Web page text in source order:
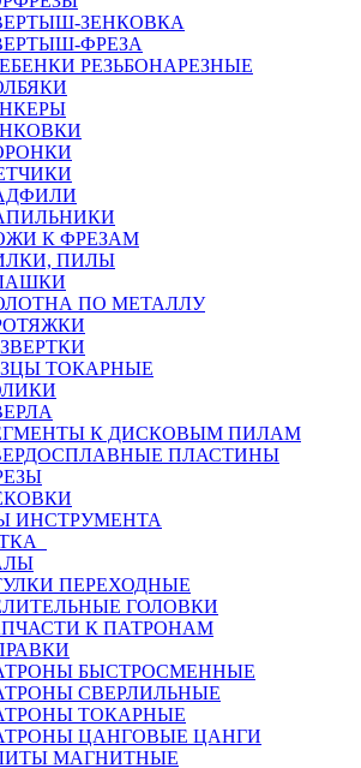
ЗЕНКОВКА
ФРЕЗА
РЕЗЬБОНАРЕЗНЫЕ
К ФРЕЗАМ
ПИЛЫ
ПО МЕТАЛЛУ
ТОКАРНЫЕ
К ДИСКОВЫМ ПИЛАМ
ПЛАСТИНЫ
ИНСТРУМЕНТА
ПЕРЕХОДНЫЕ
ГОЛОВКИ
К ПАТРОНАМ
БЫСТРОСМЕННЫЕ
СВЕРЛИЛЬНЫЕ
ТОКАРНЫЕ
ЦАНГОВЫЕ ЦАНГИ
МАГНИТНЫЕ